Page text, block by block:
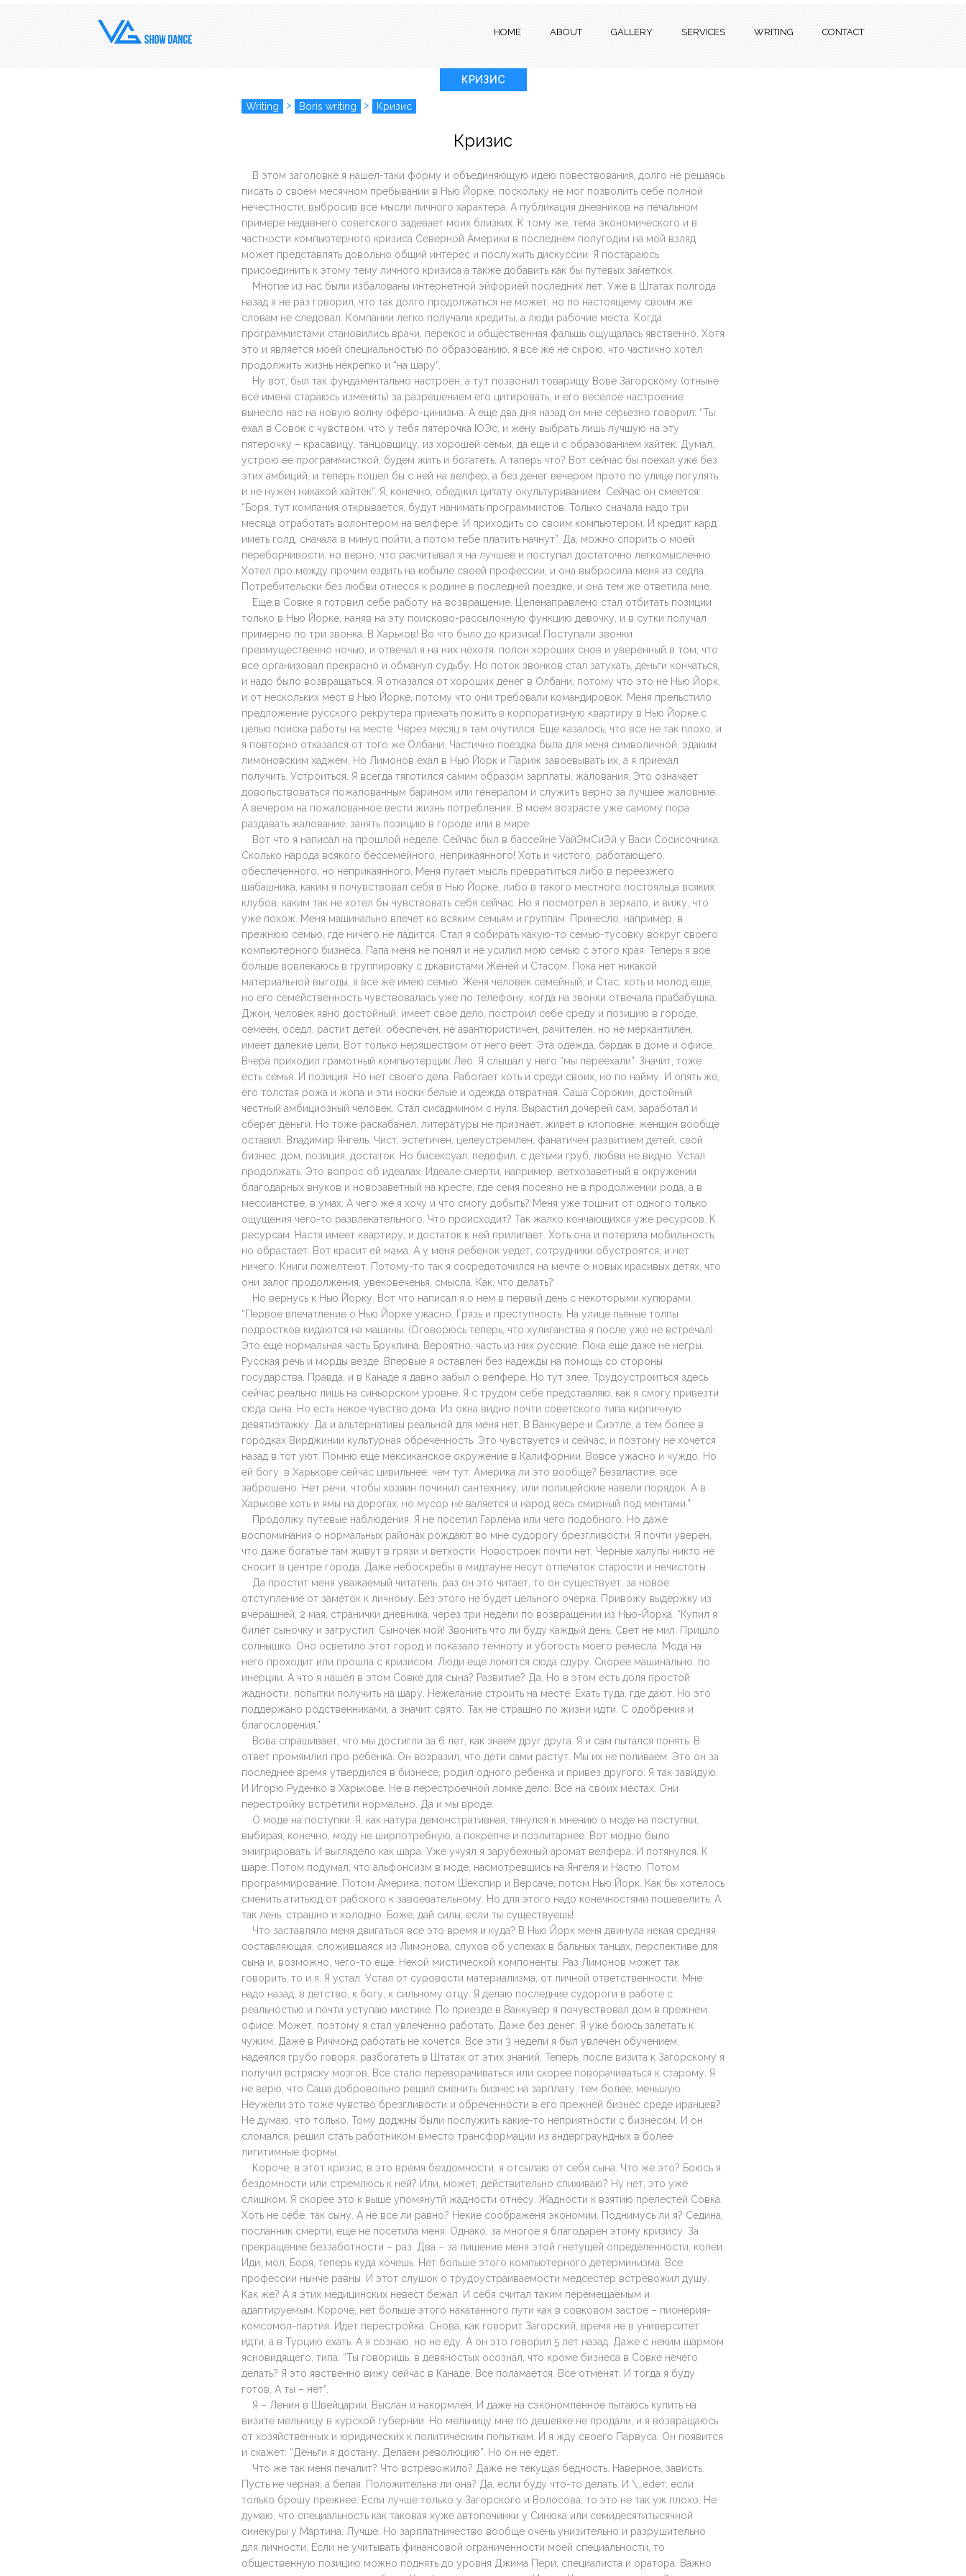
HOME ABOUT GALLERY SERVICES WRITING CONTACT
КРИЗИС
Writing > Boris writing > Кризис
Кризис
В этом заголовке я нашел-таки форму и объединяющую идею повествования, долго не решаясь
писать о своем месячном пребывании в Нью Йорке, поскольку не мог позволить себе полной
нечестности, выбросив все мысли личного характера. А публикация дневников на печальном
примере недавнего советского задевает моих близких. К тому же, тема экономического и в
частности компьютерного кризиса Северной Америки в последнем полугодии на мой взляд
может представлять довольно общий интерес и послужить дискуссии. Я постараюсь
присоединить к этому тему личного кризиса а также добавить как бы путевых заметкок.
Многие из нас были избалованы интернетной эйфорией последних лет. Уже в Штатах полгода
назад я не раз говорил, что так долго продолжаться не может, но по настоящему своим же
словам не следовал. Компании легко получали кредиты, а люди рабочие места. Когда
программистами становились врачи, перекос и общественная фальшь ощущалась явственно. Хотя
это и является моей специальностью по образованию, я все же не скрою, что частично хотел
продолжить жизнь некрепко и “на шару”.
Ну вот, был так фундаментально настроен, а тут позвонил товарищу Вове Загорскому (отныне
все имена стараюсь изменять) за разрешением его цитировать, и его веселое настроение
вынесло нас на новую волну оферо-цинизма. А еще два дня назад он мне серьезно говорил: “Ты
ехал в Совок с чувством, что у тебя пятерочка ЮЭс, и жену выбрать лишь лучшую на эту
пятерочку – красавицу, танцовщицу, из хорошей семьи, да еще и с образованием хайтек. Думал,
устрою ее программисткой, будем жить и богатеть. А таперь что? Вот сейчас бы поехал уже без
этих амбиций, и теперь пошел бы с ней на велфер, а без денег вечером прото по улице погулять
и не нужен никакой хайтек”. Я, конечно, обеднил цитату окультуриванием. Сейчас он смеется:
“Боря, тут компания открывается, будут нанимать программистов. Только сначала надо три
месяца отработать волонтером на велфере. И приходить со своим компьютером. И кредит кард
иметь голд, сначала в минус пойти, а потом тебе платить начнут”. Да, можно спорить о моей
переборчивости, но верно, что расчитывал я на лучшее и поступал достаточно легкомысленно.
Хотел про между прочим ездить на кобыле своей профессии, и она выбросила меня из седла.
Потребительски без любви отнесся к родине в последней поездке, и она тем же ответила мне.
Еще в Совке я готовил себе работу на возвращение. Целенаправлено стал отбитать позиции
только в Нью Йорке, наняв на эту поисково-рассылочную функцию девочку, и в сутки получал
примерно по три звонка. В Харьков! Во что было до кризиса! Поступали звонки
преимущественно ночью, и отвечал я на них нехотя, полон хороших снов и уверенный в том, что
все организовал прекрасно и обманул судьбу. Но поток звонков стал затухать, деньги кончаться,
и надо было возвращаться. Я отказался от хороших денег в Олбани, потому что это не Нью Йорк,
и от нескольких мест в Нью Йорке, потому что они требовали командировок. Меня прельстило
предложение русского рекрутера приехать пожить в корпоративную квартиру в Нью Йорке с
целью поиска работы на месте. Через месяц я там очутился. Еще казалось, что все не так плохо, и
я повторно отказался от того же Олбани. Частично поездка была для меня символичной, эдаким
лимоновским хаджем. Но Лимонов ехал в Нью Йорк и Париж завоевывать их, а я приехал
получить. Устроиться. Я всегда тяготился самим образом зарплаты, жалования. Это означает
довольствоваться пожалованным барином или генералом и служить верно за лучшее жаловние.
А вечером на пожалованное вести жизнь потребления. В моем возрасте уже самому пора
раздавать жалование, занять позицию в городе или в мире.
Вот что я написал на прошлой неделе. Сейчас был в бассейне УайЭмСиЭй у Васи Сосисочника.
Сколько народа всякого бессемейного, неприкаянного! Хоть и чистого, работающего,
обеспеченного, но неприкаянного. Меня пугает мысль превратиться либо в переезжего
шабашника, каким я почувствовал себя в Нью Йорке, либо в такого местного постояльца всяких
клубов, каким так не хотел бы чувствовать себя сейчас. Но я посмотрел в зеркало, и вижу, что
уже похож. Меня машинально влечет ко всяким семьям и группам. Принесло, например, в
прежнюю семью, где ничего не ладится. Стал я собирать какую-то семью-тусовку вокруг своего
компьютерного бизнеса. Папа меня не понял и не усилил мою семью с этого края. Теперь я все
больше вовлекаюсь в группировку с джавистами Женей и Стасом. Пока нет никакой
материальной выгоды, я все же имею семью. Женя человек семейный, и Стас, хоть и молод еще,
но его семейственность чувствовалась уже по телефону, когда на звонки отвечала прабабушка.
Джон, человек явно достойный, имеет свое дело, построил себе среду и позицию в городе,
семеен, оседл, растит детей, обеспечен, не авантюристичен, рачителен, но не меркантилен,
имеет далекие цели. Вот только неряшеством от него веет. Эта одежда, бардак в доме и офисе.
Вчера приходил грамотный компьютерщик Лео. Я слышал у него “мы переехали”. Значит, тоже
есть семья. И позиция. Но нет своего дела. Работает хоть и среди своих, но по найму. И опять же,
его толстая рожа и жопа и эти носки белые и одежда отвратная. Саша Сорокин, достойный
честный амбициозный человек. Стал сисадмином с нуля. Вырастил дочерей сам, заработал и
сберег деньги. Но тоже раскабанел, литературы не признает, живет в клоповне, женщин вообще
оставил. Владимир Янгель. Чист, эстетичен, целеустремлен, фанатичен развитием детей, свой
бизнес, дом, позиция, достаток. Но бисексуал, педофил, с детьми груб, любви не видно. Устал
продолжать. Это вопрос об идеалах. Идеале смерти, например, ветхозаветный в окружении
благодарных внуков и новозаветный на кресте, где семя посеяно не в продолжении рода, а в
мессианстве, в умах. А чего же я хочу и что смогу добыть? Меня уже тошнит от одного только
ощущения чего-то развлекательного. Что происходит? Так жалко кончающихся уже ресурсов. К
ресурсам. Настя имеет квартиру, и достаток к ней прилипает. Хоть она и потеряла мобильность,
но обрастает. Вот красит ей мама. А у меня ребенок уедет, сотрудники обустроятся, и нет
ничего. Книги пожелтеют. Потому-то так я сосредоточился на мечте о новых красивых детях, что
они залог продолжения, увековеченья, смысла. Как, что делать?
Но вернусь к Нью Йорку. Вот что написал я о нем в первый день с некоторыми купюрами.
“Первое впечатление о Нью Йорке ужасно. Грязь и преступность. На улице пьяные толпы
подростков кидаются на машины. (Оговорюсь теперь, что хулиганства я после уже не встречал).
Это еще нормальная часть Бруклина. Вероятно, часть из них русские. Пока еще даже не негры.
Русская речь и морды везде. Впервые я оставлен без надежды на помощь со стороны
государства. Правда, и в Канаде я давно забыл о велфере. Но тут злее. Трудоустроиться здесь
сейчас реально лишь на синьорском уровне. Я с трудом себе представляю, как я смогу привезти
сюда сына. Но есть некое чувство дома. Из окна видно почти советского типа кирпичную
девятиэтажку. Да и альтернативы реальной для меня нет. В Ванкувере и Сиэтле, а тем более в
городках Вирджинии культурная обреченность. Это чувствуется и сейчас, и поэтому не хочется
назад в тот уют. Помню еще мексиканское окружение в Калифорнии. Вовсе ужасно и чуждо. Но
ей богу, в Харькове сейчас цивильнее, чем тут. Америка ли это вообще? Безвластие, все
заброшено. Нет речи, чтобы хозяин починил сантехнику, или полицейские навели порядок. А в
Харькове хоть и ямы на дорогах, но мусор не валяется и народ весь смирный под ментами.”
Продолжу путевые наблюдения. Я не посетил Гарлема или чего подобного. Но даже
воспоминания о нормальных районах рождают во мне судорогу брезгливости. Я почти уверен,
что даже богатые там живут в грязи и ветхости. Новостроек почти нет. Черные халупы никто не
сносит в центре города. Даже небоскребы в мидтауне несут отпечаток старости и нечистоты.
Да простит меня уважаемый читатель, раз он это читает, то он существует, за новое
отступление от заметок к личному. Без этого не будет цельного очерка. Привожу выдержку из
вчерашней, 2 мая, странички дневника, через три недели по возвращении из Нью-Йорка. “Купил я
билет сыночку и загрустил. Сыночек мой! Звонить что ли буду каждый день. Свет не мил. Пришло
солнышко. Оно осветило этот город и показало темноту и убогость моего ремесла. Мода на
него проходит или прошла с кризисом. Люди еще ломятся сюда сдуру. Скорее машинально, по
инерции. А что я нашел в этом Совке для сына? Развитие? Да. Но в этом есть доля простой
жадности, попытки получить на шару. Нежелание строить на месте. Ехать туда, где дают. Но это
поддержано родственниками, а значит свято. Так не страшно по жизни идти. С одобрения и
благословения.”
Вова спрашивает, что мы достигли за 6 лет, как знаем друг друга. Я и сам пытался понять. В
ответ промямлил про ребенка. Он возразил, что дети сами растут. Мы их не поливаем. Это он за
последнее время утвердился в бизнесе, родил одного ребенка и привез другого. Я так завидую.
И Игорю Руденко в Харькове. Не в перестроечной ломке дело. Все на своих местах. Они
перестройку встретили нормально. Да и мы вроде.
О моде на поступки. Я, как натура демонстративная, тянулся к мнению о моде на поступки,
выбирая, конечно, моду не ширпотребную, а покрепче и поэлитарнее. Вот модно было
эмигрировать. И выглядело как шара. Уже учуял я зарубежный аромат велфера. И потянулся. К
шаре. Потом подумал, что альфонсизм в моде, насмотревшись на Янгеля и Настю. Потом
программирование. Потом Америка, потом Шекспир и Версаче, потом Нью Йорк. Как бы хотелось
сменить атитьюд от рабского к завоевательному. Но для этого надо конечностями пошевелить. А
так лень, страшно и холодно. Боже, дай силы, если ты существуешь!
Что заставляло меня двигаться все это время и куда? В Нью Йорк меня двинула некая средняя
составляющая, сложившаяся из Лимонова, слухов об успехах в бальных танцах, перспективе для
сына и, возможно, чего-то еще. Некой мистической компоненты. Раз Лимонов может так
говорить, то и я. Я устал. Устал от суровости материализма, от личной ответственности. Мне
надо назад, в детство, к богу, к сильному отцу. Я делаю последние судороги в работе с
реальностью и почти уступаю мистике. По приезде в Ванкувер я почувствовал дом в прежнем
офисе. Может, поэтому я стал увлеченно работать. Даже без денег. Я уже боюсь залетать к
чужим. Даже в Ричмонд работать не хочется. Все эти 3 недели я был увлечен обучением,
надеялся грубо говоря, разбогатеть в Штатах от этих знаний. Теперь, после визита к Загорскому я
получил встряску мозгов. Все стало переворачиваться или скорее поворачиваться к старому. Я
не верю, что Саша добровольно решил сменить бизнес на зарплату, тем более, меньшую.
Неужели это тоже чувство брезгливости и обреченности в его прежней бизнес среде иранцев?
Не думаю, что только. Тому доджны были послужить какие-то неприятности с бизнесом. И он
сломался, решил стать работником вместо трансформации из андерграундных в более
лигитимные формы.
Короче, в этот кризис, в это время бездомности, я отсылаю от себя сына. Что же это? Боюсь я
бездомности или стремлюсь к ней? Или, может, действительно спихиваю? Ну нет, это уже
слишком. Я скорее это к выше упомянутй жадности отнесу. Жадности к взятию прелестей Совка.
Хоть не себе, так сыну. А не все ли равно? Некие соображеня экономии. Поднимусь ли я? Седина,
посланник смерти, еще не посетила меня. Однако, за многое я благодарен этому кризису. За
прекращение беззаботности – раз. Два – за лишение меня этой гнетущей определенности, колеи.
Иди, мол, Боря, теперь куда хочешь. Нет больше этого компьютерного детерминизма. Все
профессии нынче равны. И этот слушок о трудоустраиваемости медсестер встревожил душу.
Как же? А я этих медицинских невест бежал. И себя считал таким перемещаемым и
адаптируемым. Короче, нет больше этого накатанного пути как в совковом застое – пионерия-
комсомол-партия. Идет перестройка. Снова, как говорит Загорский, время не в университет
идти, а в Турцию ехать. А я сознаю, но не еду. А он это говорил 5 лет назад. Даже с неким шармом
ясновидящего, типа: “Ты говоришь, в девяностых осознал, что кроме бизнеса в Совке нечего
делать? Я это явственно вижу сейчас в Канаде. Все поламается. Все отменят. И тогда я буду
готов. А ты – нет”.
Я – Ленин в Швейцарии. Выслан и накормлен. И даже на сэкономленное пытаюсь купить на
визите мельницу в курской губернии. Но мельницу мне по дешевке не продали, и я возвращаюсь
от хозяйственных и юридических к политическим попыткам. И я жду своего Парвуса. Он появится
и скажет: “Деньги я достану. Делаем революцию”. Но он не едет.
Что же так меня печалит? Что встревожило? Даже не текущая бедность. Наверное, зависть.
Пусть не черная, а белая. Положительна ли она? Да, если буду что-то делать. И \_edет, если
только брошу прежнее. Если лучше только у Загорского и Волосова, то это не так уж плохо. Не
думаю, что специальность как таковая хуже автопочинки у Синюка или семидесятитысячной
синекуры у Мартина. Лучше. Но зарплатничество вообще очень унизительно и разрушительно
для личности. Если не учитывать финансовой ограниченности моей специальности, то
общественную позицию можно поднять до уровня Джима Пери, специалиста и оратора. Важно